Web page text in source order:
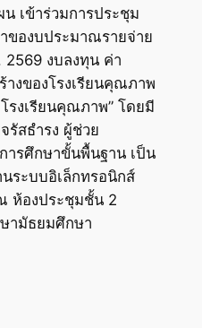
เข้าร่วมการประชุม
ของบประมาณรายจ่าย
งบลงทุน ค่า
งของโรงเรียนคุณภาพ
รงเรียนคุณภาพ” โดยมี
สธำรง ผู้ช่วย
ารศึกษาขั้นพื้นฐาน เป็น
ระบบอิเล็กทรอนิกส์
ห้องประชุมชั้น 2
ามัธยมศึกษา